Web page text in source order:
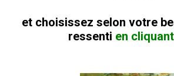
et choisissez selon votre
ressenti en